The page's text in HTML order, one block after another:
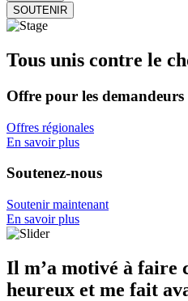
SOUTENIR
Tous unis contre le
Offre pour les demandeurs
Offres régionales
En savoir plus
Soutenez-nous
Soutenir maintenant
En savoir plus
Il m’a motivé à faire
heureux et me fait